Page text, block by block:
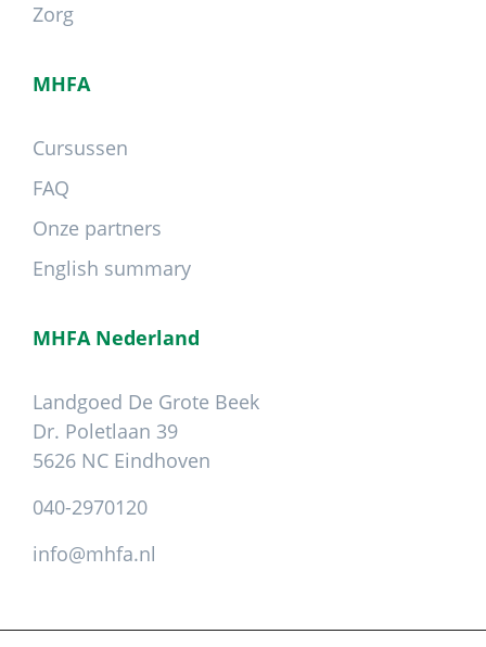
Zorg
MHFA
Cursussen
FAQ
Onze partners
English summary
MHFA Nederland
Landgoed De Grote Beek
Dr. Poletlaan 39
5626 NC Eindhoven
040-2970120
info@mhfa.nl